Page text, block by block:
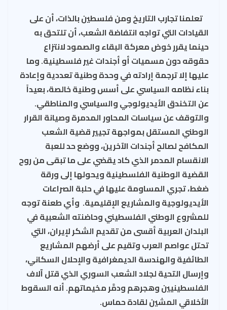
تعلمنا تجارب التاريخ ومن فلسطين بالذات، أن على
القيادات التي تواجه انتفاضة الشعب، أن تلتحق به
حينما يقرر خوض معركة البقاء والصمود لانتزاع
حقوقه دون مسميات أو أجندات غير فلسطينية. وما
عليها إلا ترجمة إرادته في وحدة وطنية تعددية وإعادة
بناء نظامه السياسي على أسس وطنية خالصة، بعيداً
عن التخندق الأيديولوجي والسياسي والمناطقي.
والتوقف عن سياسات المحاور المدمرة وصيانة القرار
الوطني المستقل بمواجهة تجيير قضية الشعب
المكافح لصالح أجندات الآخرين، ووضع حد للعبة
الانقسام المدمر الذي كاد يقضي على ما تبقى من روح
القضية الوطنية الفلسطينية ويحولها إلى ورقة
ضغط، تجري المساومة عليها في حلبة الصراعات
الأيديولوجية والمشاريع الإقليمية. وأي طعنة توجه
للمشروع الوطني الفلسطيني وحاضنته الشعبية في
البلدان العربية أقسى من تقديم الشكر لإيران، التي
تحتل عواصم العرب وتقيم على أرضهم المشاريع
الطائفية والهندسة الديمغرافية والإحلال السكاني،
وإرسال التحية لجلاد الشعب السوري الذي قتل آلاف
الفلسطينيين وهجرهم ودمَّر مخيماتهم.أنه السقوط
الأخلاقي المشين لقادة حماس.